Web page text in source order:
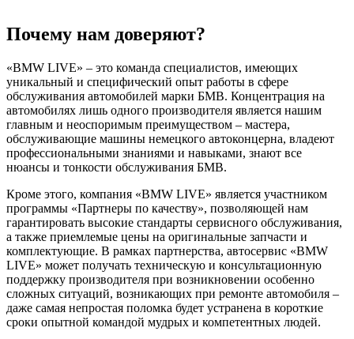
Почему нам доверяют?
«BMW LIVE» – это команда специалистов, имеющих
уникальный и специфический опыт работы в сфере
обслуживания автомобилей марки БМВ. Концентрация на
автомобилях лишь одного производителя является нашим
главным и неоспоримым преимуществом – мастера,
обслуживающие машины немецкого автоконцерна, владеют
профессиональными знаниями и навыками, знают все
нюансы и тонкости обслуживания БМВ.
Кроме этого, компания «BMW LIVE» является участником
программы «Партнеры по качеству», позволяющей нам
гарантировать высокие стандарты сервисного обслуживания,
а также приемлемые цены на оригинальные запчасти и
комплектующие. В рамках партнерства, автосервис «BMW
LIVE» может получать техническую и консультационную
поддержку производителя при возникновении особенно
сложных ситуаций, возникающих при ремонте автомобиля –
даже самая непростая поломка будет устранена в короткие
сроки опытной командой мудрых и компетентных людей.